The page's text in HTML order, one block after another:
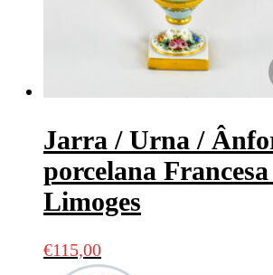
Jarra / Urna /
porcelana
Limoges
€115,00